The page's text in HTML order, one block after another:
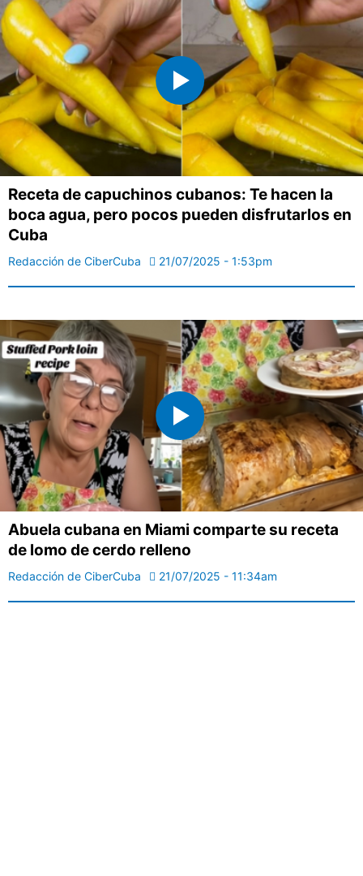
Receta de capuchinos cubanos: Te hacen la
boca agua, pero pocos pueden disfrutarlos en
Cuba
Redacción de CiberCuba 21/07/2025 - 1:53pm
Abuela cubana en Miami comparte su receta
de lomo de cerdo relleno
Redacción de CiberCuba 21/07/2025 - 11:34am